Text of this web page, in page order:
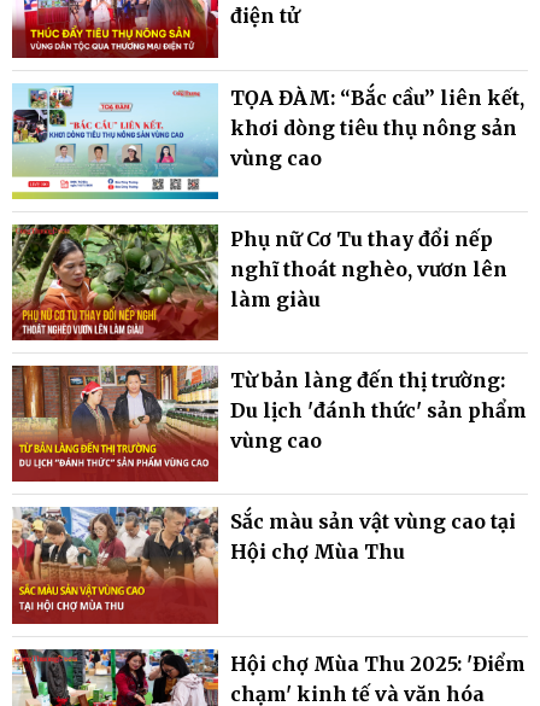
điện tử
TỌA ĐÀM: “Bắc cầu” liên kết,
khơi dòng tiêu thụ nông sản
vùng cao
Phụ nữ Cơ Tu thay đổi nếp
nghĩ thoát nghèo, vươn lên
làm giàu
Từ bản làng đến thị trường:
Du lịch 'đánh thức' sản phẩm
vùng cao
Sắc màu sản vật vùng cao tại
Hội chợ Mùa Thu
Hội chợ Mùa Thu 2025: 'Điểm
chạm' kinh tế và văn hóa